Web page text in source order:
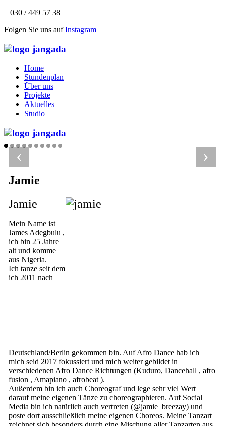
030 / 449 57 38
Folgen Sie uns aufInstagram
Home
Stundenplan
Über uns
Projekte
Aktuelles
Studio
›
‹
Jamie
Jamie
Mein Name ist
James Adegbulu ,
ich bin 25 Jahre
alt und komme
aus Nigeria.
Ich tanze seit dem
ich 2011 nach
Deutschland/Berlin gekommen bin. Auf Afro Dance hab ich
mich seid 2017 fokussiert und mich weiter gebildet in
verschiedenen Afro Dance Richtungen (Kuduro, Dancehall , afro
fusion , Amapiano , afrobeat ).
Außerdem bin ich auch Choreograf und lege sehr viel Wert
darauf meine eigenen Tänze zu choreographieren. Auf Social
Media bin ich natürlich auch vertreten (@jamie_breezay) und
poste dort ausschließlich meine eigenen Choreos. Meine Tanzart